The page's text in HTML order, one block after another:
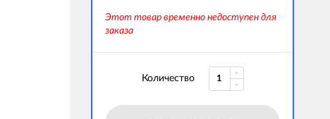
Этот товар временно недоступен для
заказа
Количество